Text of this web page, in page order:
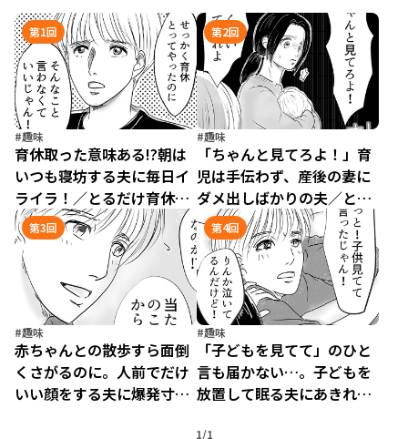
第1回
#趣味
育休取った意味ある!?朝は
いつも寝坊する夫に毎日イ
ライラ！／とるだけ育休の
夫はいらない（1）
第2回
#趣味
「ちゃんと見てろよ！」育
児は手伝わず、産後の妻に
ダメ出しばかりの夫／とる
だけ育休の夫はいらない
（2）
第3回
#趣味
赤ちゃんとの散歩すら面倒
くさがるのに。人前でだけ
いい顔をする夫に爆発寸
第4回
#趣味
「子どもを見てて」のひと
言も届かない…。子どもを
放置して眠る夫にあきれ／
1/1